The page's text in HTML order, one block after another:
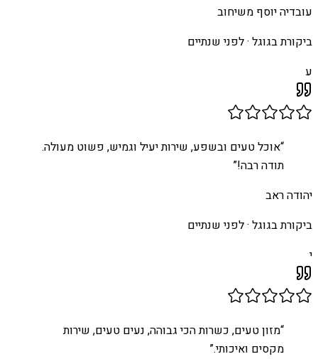
עובדיה יוסף משיחוב
ביקורת בגוגל ·לפני שנתיים
ע
“אוכל טעים ובשפע, שירות יעיל וגמיש, פשוט מעולה.
תודה רבה!”
יהודה ראב
ביקורת בגוגל ·לפני שנתיים
י
“מזון טעים, כשרות הכי גבוהה, נעים טעים, שירות
מקסים ואיכותי.”